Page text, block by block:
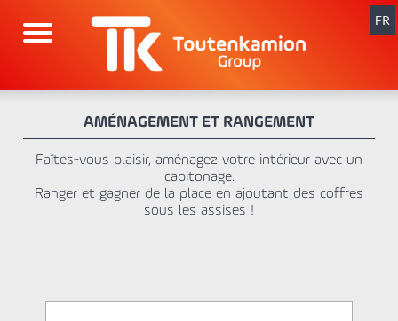
contenu
FR
AMÉNAGEMENT ET RANGEMENT
Faîtes-vous plaisir, aménagez votre intérieur avec un
capitonage.
Ranger et gagner de la place en ajoutant des coffres
sous les assises !